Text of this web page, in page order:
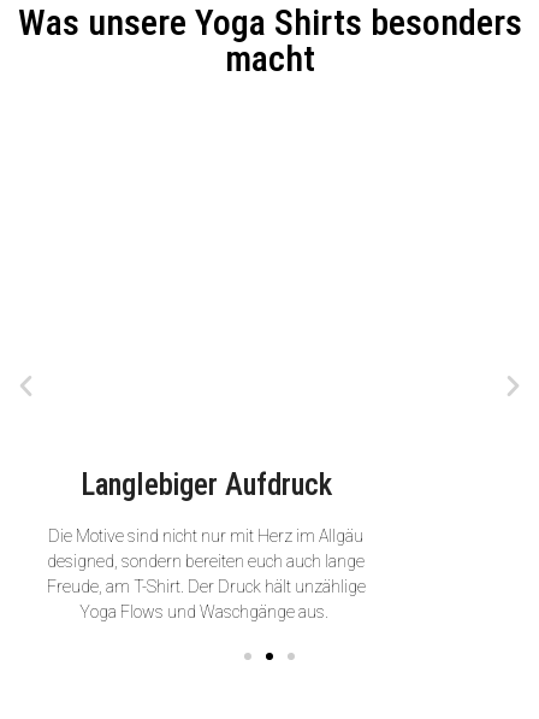
Was unsere Yoga Shirts besonders
macht
Langlebiger Aufdruck
Die Motive sind nicht nur mit Herz im Allgäu
designed, sondern bereiten euch auch lange
Freude, am T-Shirt. Der Druck hält unzählige
Yoga Flows und Waschgänge aus.